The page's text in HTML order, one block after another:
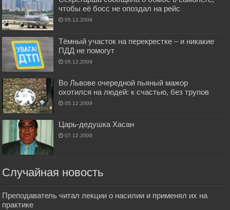
чтобы её босс не опоздал на рейс
05.12.2009
Тёмный участок на перекрестке – и никакие
ПДД не помогут
05.12.2009
Во Львове очередной пьяный мажор
охотился на людей: к счастью, без трупов
05.12.2009
Царь-дедушка Хасан
07.12.2009
Случайная новость
Преподаватель читал лекции о насилии и применял их на
практике